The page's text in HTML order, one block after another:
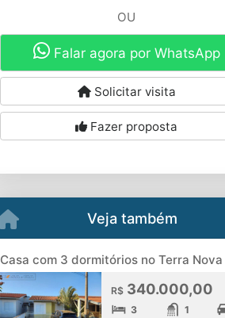
OU
Falar agora por WhatsApp
Solicitar visita
Fazer proposta
Veja também
Casa com 3 dormitórios no Terra Nova
R$340.000,00
3 1